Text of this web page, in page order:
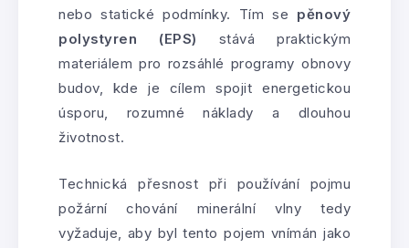
nebo statické podmínky. Tím se pěnový
polystyren (EPS) stává praktickým
materiálem pro rozsáhlé programy obnovy
budov, kde je cílem spojit energetickou
úsporu, rozumné náklady a dlouhou
životnost.
Technická přesnost při používání pojmu
požární chování minerální vlny tedy
vyžaduje, aby byl tento pojem vnímán jako